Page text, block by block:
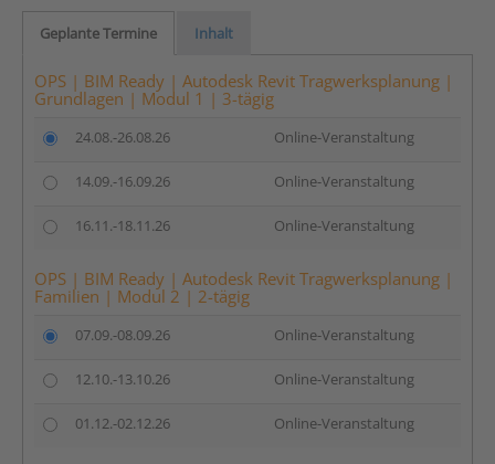
Geplante Termine Inhalt
OPS | BIM Ready | Autodesk Revit Tragwerksplanung |
Grundlagen | Modul 1 | 3-tägig
24.08.-26.08.26 Online-Veranstaltung
14.09.-16.09.26 Online-Veranstaltung
16.11.-18.11.26 Online-Veranstaltung
OPS | BIM Ready | Autodesk Revit Tragwerksplanung |
Familien | Modul 2 | 2-tägig
07.09.-08.09.26 Online-Veranstaltung
12.10.-13.10.26 Online-Veranstaltung
01.12.-02.12.26 Online-Veranstaltung